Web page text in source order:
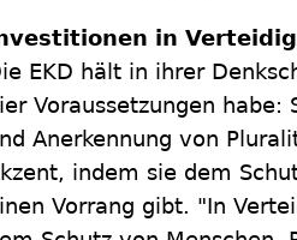
in
EKD hält in ihrer
Voraussetzungen habe:
Anerkennung von
indem sie dem
Vorrang gibt. "In